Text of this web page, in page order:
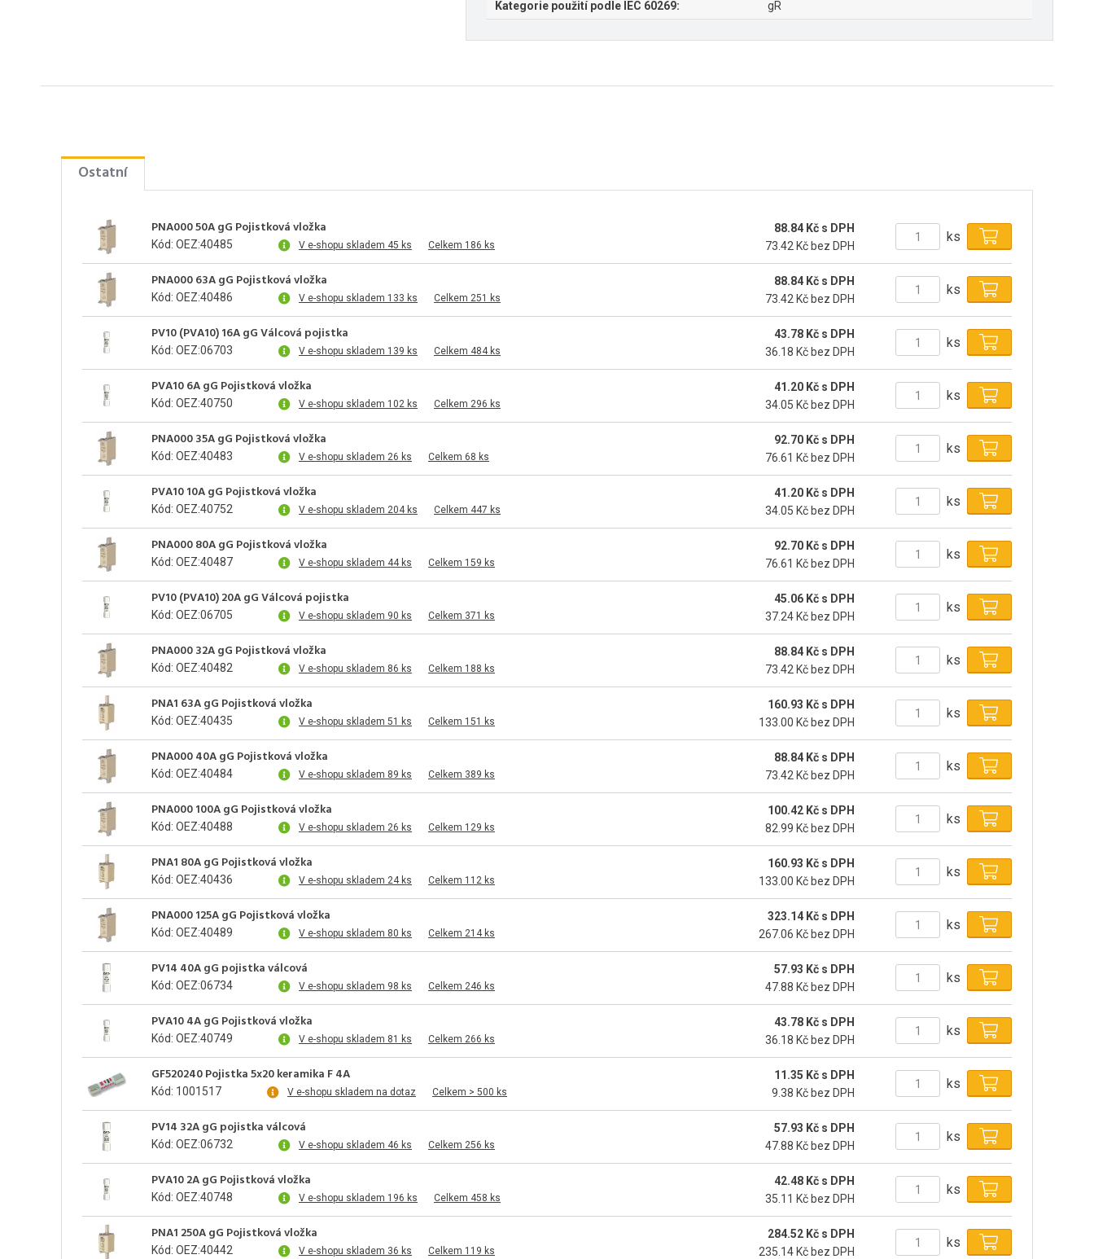
Kategorie použití podle IEC 60269: gR
Ostatní
PNA000 50A gG Pojistková vložka
Kód: OEZ:40485 V e-shopu skladem 45 ks Celkem 186 ks
88.84 Kč s DPH
73.42 Kč bez DPH
ks
PNA000 63A gG Pojistková vložka
Kód: OEZ:40486 V e-shopu skladem 133 ks Celkem 251 ks
88.84 Kč s DPH
73.42 Kč bez DPH
ks
PV10 (PVA10) 16A gG Válcová pojistka
Kód: OEZ:06703 V e-shopu skladem 139 ks Celkem 484 ks
43.78 Kč s DPH
36.18 Kč bez DPH
ks
PVA10 6A gG Pojistková vložka
Kód: OEZ:40750 V e-shopu skladem 102 ks Celkem 296 ks
41.20 Kč s DPH
34.05 Kč bez DPH
ks
PNA000 35A gG Pojistková vložka
Kód: OEZ:40483 V e-shopu skladem 26 ks Celkem 68 ks
92.70 Kč s DPH
76.61 Kč bez DPH
ks
PVA10 10A gG Pojistková vložka
Kód: OEZ:40752 V e-shopu skladem 204 ks Celkem 447 ks
41.20 Kč s DPH
34.05 Kč bez DPH
ks
PNA000 80A gG Pojistková vložka
Kód: OEZ:40487 V e-shopu skladem 44 ks Celkem 159 ks
92.70 Kč s DPH
76.61 Kč bez DPH
ks
PV10 (PVA10) 20A gG Válcová pojistka
Kód: OEZ:06705 V e-shopu skladem 90 ks Celkem 371 ks
45.06 Kč s DPH
37.24 Kč bez DPH
ks
PNA000 32A gG Pojistková vložka
Kód: OEZ:40482 V e-shopu skladem 86 ks Celkem 188 ks
88.84 Kč s DPH
73.42 Kč bez DPH
ks
PNA1 63A gG Pojistková vložka
Kód: OEZ:40435 V e-shopu skladem 51 ks Celkem 151 ks
160.93 Kč s DPH
133.00 Kč bez DPH
ks
PNA000 40A gG Pojistková vložka
Kód: OEZ:40484 V e-shopu skladem 89 ks Celkem 389 ks
88.84 Kč s DPH
73.42 Kč bez DPH
ks
PNA000 100A gG Pojistková vložka
Kód: OEZ:40488 V e-shopu skladem 26 ks Celkem 129 ks
100.42 Kč s DPH
82.99 Kč bez DPH
ks
PNA1 80A gG Pojistková vložka
Kód: OEZ:40436 V e-shopu skladem 24 ks Celkem 112 ks
160.93 Kč s DPH
133.00 Kč bez DPH
ks
PNA000 125A gG Pojistková vložka
Kód: OEZ:40489 V e-shopu skladem 80 ks Celkem 214 ks
323.14 Kč s DPH
267.06 Kč bez DPH
ks
PV14 40A gG pojistka válcová
Kód: OEZ:06734 V e-shopu skladem 98 ks Celkem 246 ks
57.93 Kč s DPH
47.88 Kč bez DPH
ks
PVA10 4A gG Pojistková vložka
Kód: OEZ:40749 V e-shopu skladem 81 ks Celkem 266 ks
43.78 Kč s DPH
36.18 Kč bez DPH
ks
GF520240 Pojistka 5x20 keramika F 4A
Kód: 1001517 V e-shopu skladem na dotaz Celkem > 500 ks
11.35 Kč s DPH
9.38 Kč bez DPH
ks
PV14 32A gG pojistka válcová
Kód: OEZ:06732 V e-shopu skladem 46 ks Celkem 256 ks
57.93 Kč s DPH
47.88 Kč bez DPH
ks
PVA10 2A gG Pojistková vložka
Kód: OEZ:40748 V e-shopu skladem 196 ks Celkem 458 ks
42.48 Kč s DPH
35.11 Kč bez DPH
ks
PNA1 250A gG Pojistková vložka
Kód: OEZ:40442 V e-shopu skladem 36 ks Celkem 119 ks
284.52 Kč s DPH
235.14 Kč bez DPH
ks